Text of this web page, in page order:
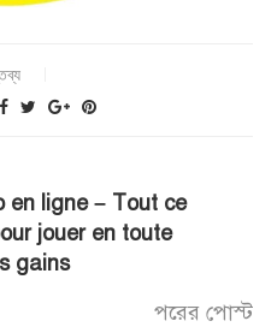
en ligne – Tout ce
jouer en toute
gains
পরের পোস্ট